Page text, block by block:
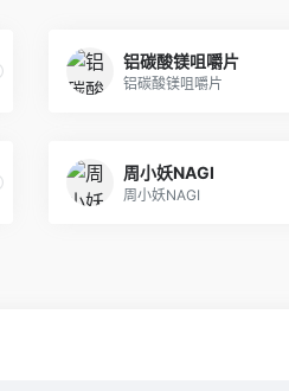
铝碳酸镁咀嚼片
铝碳酸镁咀嚼片
周小妖NAGI
周小妖NAGI